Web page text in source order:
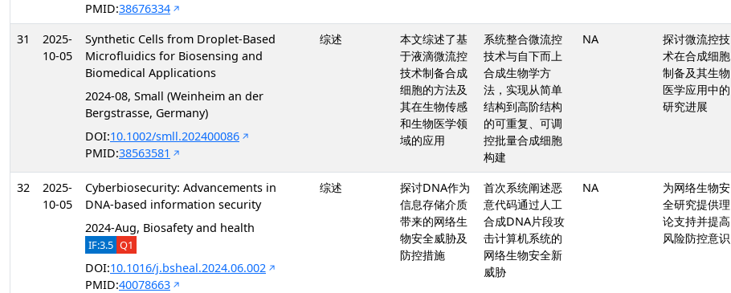
PMID:38676334
31
2025-
10-05
Synthetic Cells from Droplet-Based
Microfluidics for Biosensing and
Biomedical Applications
2024-08, Small (Weinheim an der
Bergstrasse, Germany)
DOI:10.1002/smll.202400086
PMID:38563581
综述
本文综述了基
于液滴微流控
技术制备合成
细胞的方法及
其在生物传感
和生物医学领
域的应用
系统整合微流控
技术与自下而上
合成生物学方
法，实现从简单
结构到高阶结构
的可重复、可调
控批量合成细胞
构建
NA
探讨微流控技
术在合成细胞
制备及其生物
医学应用中的
研究进展
32
2025-
10-05
Cyberbiosecurity: Advancements in
DNA-based information security
2024-Aug, Biosafety and health
IF:3.5 Q1
DOI:10.1016/j.bsheal.2024.06.002
PMID:40078663
综述
探讨DNA作为
信息存储介质
带来的网络生
物安全威胁及
防控措施
首次系统阐述恶
意代码通过人工
合成DNA片段攻
击计算机系统的
网络生物安全新
威胁
NA
为网络生物安
全研究提供理
论支持并提高
风险防控意识